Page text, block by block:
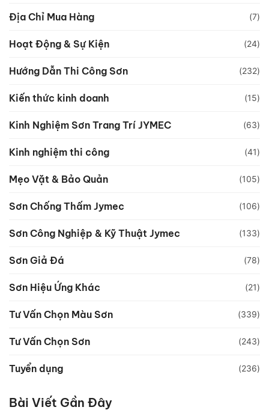
Địa Chỉ Mua Hàng (7)
Hoạt Động & Sự Kiện (24)
Hướng Dẫn Thi Công Sơn (232)
Kiến thức kinh doanh (15)
Kinh Nghiệm Sơn Trang Trí JYMEC (63)
Kinh nghiệm thi công (41)
Mẹo Vặt & Bảo Quản (105)
Sơn Chống Thấm Jymec (106)
Sơn Công Nghiệp & Kỹ Thuật Jymec (133)
Sơn Giả Đá (78)
Sơn Hiệu Ứng Khác (21)
Tư Vấn Chọn Màu Sơn (339)
Tư Vấn Chọn Sơn (243)
Tuyển dụng (236)
Bài Viết Gần Đây